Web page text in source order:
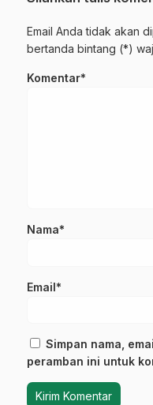
Email Anda tidak akan
bertanda bintang (*)
Komentar*
Nama*
Email*
Simpan nama,
peramban ini untuk